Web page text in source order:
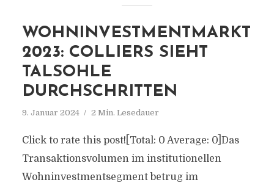
WOHNINVESTMENTMARKT
2023: COLLIERS SIEHT
TALSOHLE
DURCHSCHRITTEN
9. Januar 2024 2 Min. Lesedauer
Click to rate this post![Total: 0 Average: 0]Das
Transaktionsvolumen im institutionellen
Wohninvestmentsegment betrug im